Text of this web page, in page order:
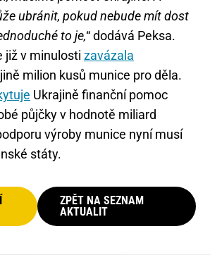
ubránit, pokud nebude mít dost
to je,“ dodává Peksa.
již v minulosti zavázala
milion kusů munice pro děla.
Ukrajině finanční pomoc
půjčky v hodnotě miliard
výroby munice nyní musí
státy.
ZPĚT NA SEZNAM
AKTUALIT